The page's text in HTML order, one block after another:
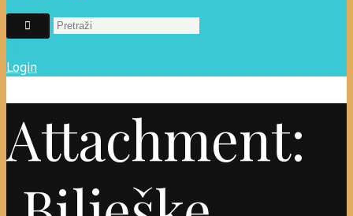
Login
Attachment: